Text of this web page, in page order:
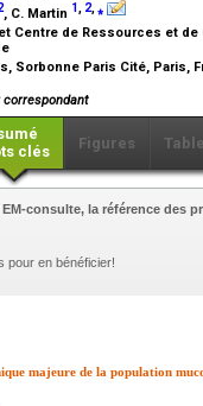
, C. Martin 1, 2,⁎
Centre de Ressources et
Sorbonne Paris Cité, Paris,
clés
Figures
consulte, la référence des
pour en bénéficier!
majeure de la population